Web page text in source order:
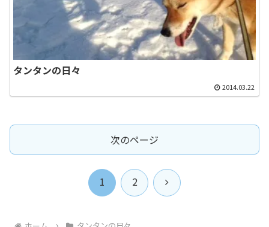
タンタンの日々
2014.03.22
次のページ
1 2
次